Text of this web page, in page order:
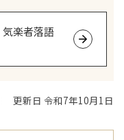
楽者落語
更新日 令和7年10月1日